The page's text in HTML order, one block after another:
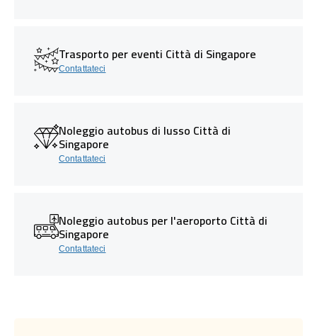
Trasporto per eventi Città di Singapore
Contattateci
Noleggio autobus di lusso Città di
Singapore
Contattateci
Noleggio autobus per l'aeroporto Città di
Singapore
Contattateci